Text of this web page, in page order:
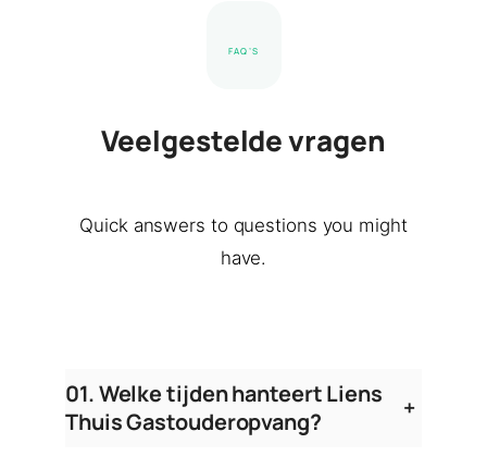
FAQ’S
Veelgestelde vragen
Quick answers to questions you might
have.
01. Welke tijden hanteert Liens
Thuis Gastouderopvang?
+